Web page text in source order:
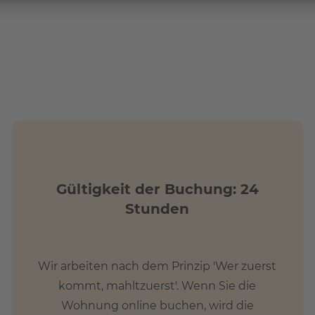
Gültigkeit der Buchung: 24
Stunden
Wir arbeiten nach dem Prinzip 'Wer zuerst
kommt, mahltzuerst'. Wenn Sie die
Wohnung online buchen, wird die